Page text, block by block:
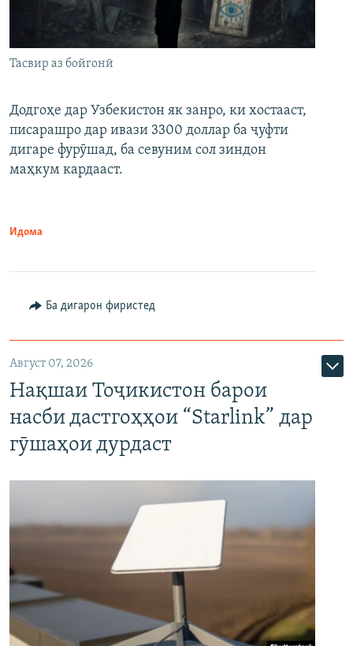
Тасвир аз бойгонӣ
Додгоҳе дар Узбекистон як занро, ки хостааст,
писарашро дар ивази 3300 доллар ба ҷуфти
дигаре фурӯшад, ба севуним сол зиндон
маҳкум кардааст.
Идома
Ба дигарон фиристед
Август 07, 2026
Нақшаи Тоҷикистон барои
насби дастгоҳҳои “Starlink” дар
гӯшаҳои дурдаст